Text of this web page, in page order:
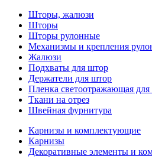
Шторы, жалюзи
Шторы
Шторы рулонные
Механизмы и крепления
Жалюзи
Подхваты для штор
Держатели для штор
Пленка светоотражающая для
Ткани на отрез
Швейная фурнитура
Карнизы и комплектующие
Карнизы
Декоративные элементы и